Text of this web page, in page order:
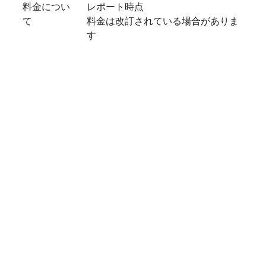
料金につい
て
レポート時点
料金は改訂されている場合がありま
す